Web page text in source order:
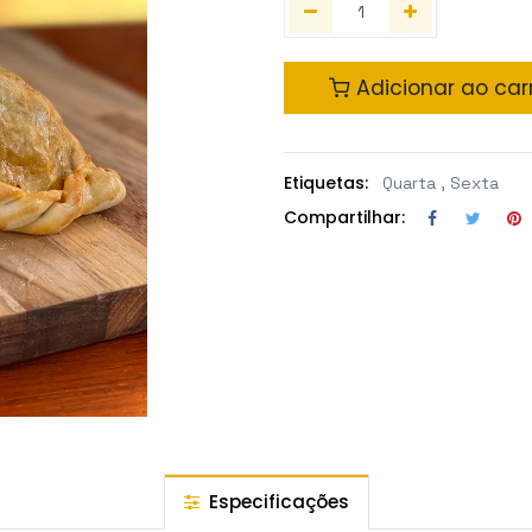
Adicionar ao
Etiquetas: Quarta , Sexta
Compartilhar:
Especificações